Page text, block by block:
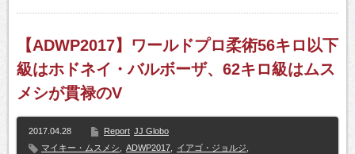
【ADWP2017】ワールドプロ柔術56キロ以下
級はホドネイ・バルボーザ、62キロ級はムス
メシが貫禄のV
2017.04.28 Report JJ Globo
マイキー・ムスメシ, ADWP2017, イアゴ・ジョルジ,